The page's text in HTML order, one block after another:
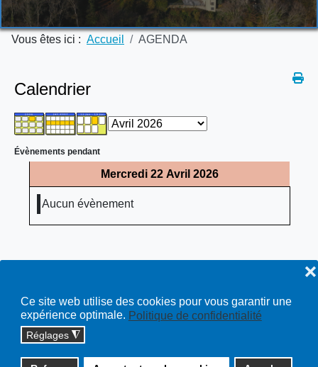
Ce site web utilise des cookies pour vous garantir une
expérience optimale. Politique de confidentialité
Réglages ◮
❌
Vous êtes ici : Accueil AGENDA
Calendrier
Évènements pendant
Mercredi 22 Avril 2026
Aucun évènement
Copyright © 2026 cossonay.ch - tous droits réservés | site :